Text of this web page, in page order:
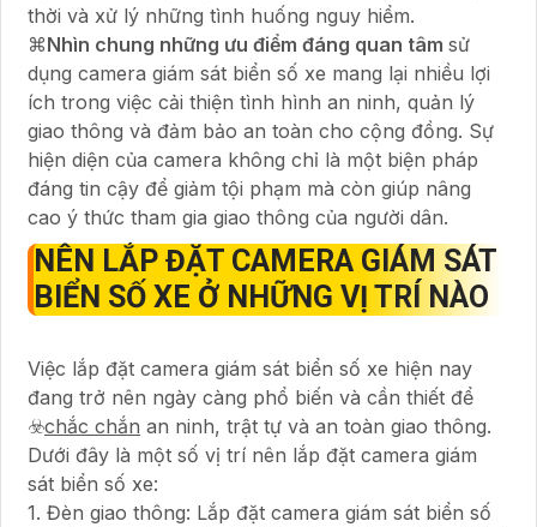
thời và xử lý những tình huống nguy hiểm.
⌘Nhìn chung những ưu điểm đáng quan tâm sử
dụng camera giám sát biển số xe mang lại nhiều lợi
ích trong việc cải thiện tình hình an ninh, quản lý
giao thông và đảm bảo an toàn cho cộng đồng. Sự
hiện diện của camera không chỉ là một biện pháp
đáng tin cậy để giảm tội phạm mà còn giúp nâng
cao ý thức tham gia giao thông của người dân.
NÊN LẮP ĐẶT CAMERA GIÁM SÁT
BIỂN SỐ XE Ở NHỮNG VỊ TRÍ NÀO
Việc lắp đặt camera giám sát biển số xe hiện nay
đang trở nên ngày càng phổ biến và cần thiết để
☣️chắc chắn an ninh, trật tự và an toàn giao thông.
Dưới đây là một số vị trí nên lắp đặt camera giám
sát biển số xe:
1. Đèn giao thông: Lắp đặt camera giám sát biển số